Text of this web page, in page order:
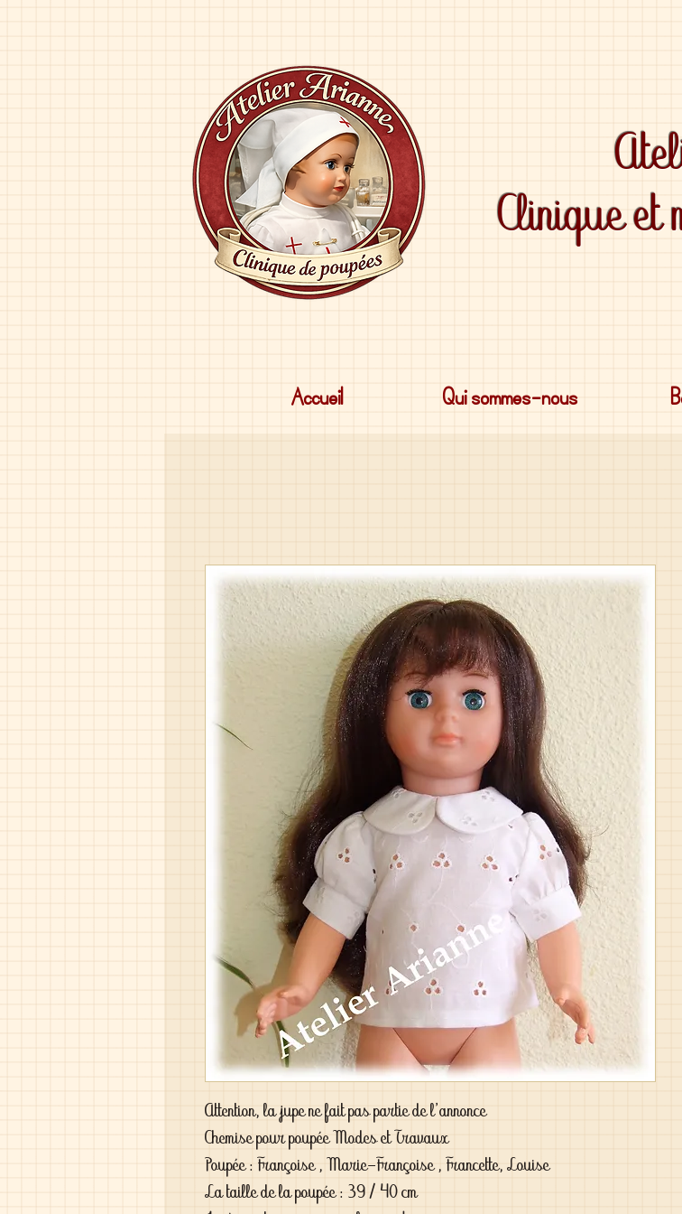
Clinique et
Accueil Qui sommes-nous
Attention, la jupe ne fait pas partie de l'annonce
Chemise pour poupée Modes et Travaux
Poupée : Françoise , Marie-Françoise , Francette, Louise
La taille de la poupée : 39 / 40 cm